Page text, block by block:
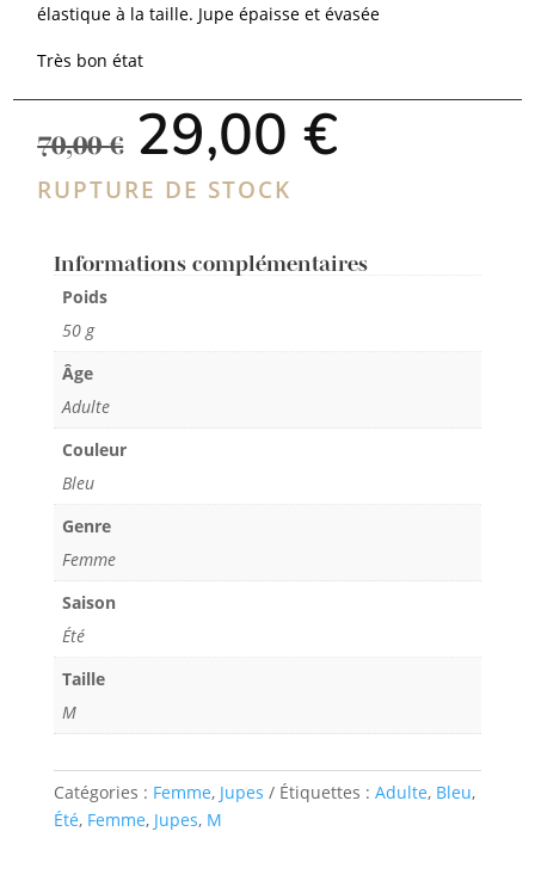
élastique à la taille. Jupe épaisse et évasée
Très bon état
70,00€
Le
prix
initial
était :
29,00€Le
RUPTURE DE STOCK
Informations complémentaires
Poids
50 g
Âge
Adulte
Couleur
Bleu
Genre
Femme
Saison
Été
Taille
M
Catégories : Femme, Jupes Étiquettes : Adulte, Bleu,
Été, Femme, Jupes, M